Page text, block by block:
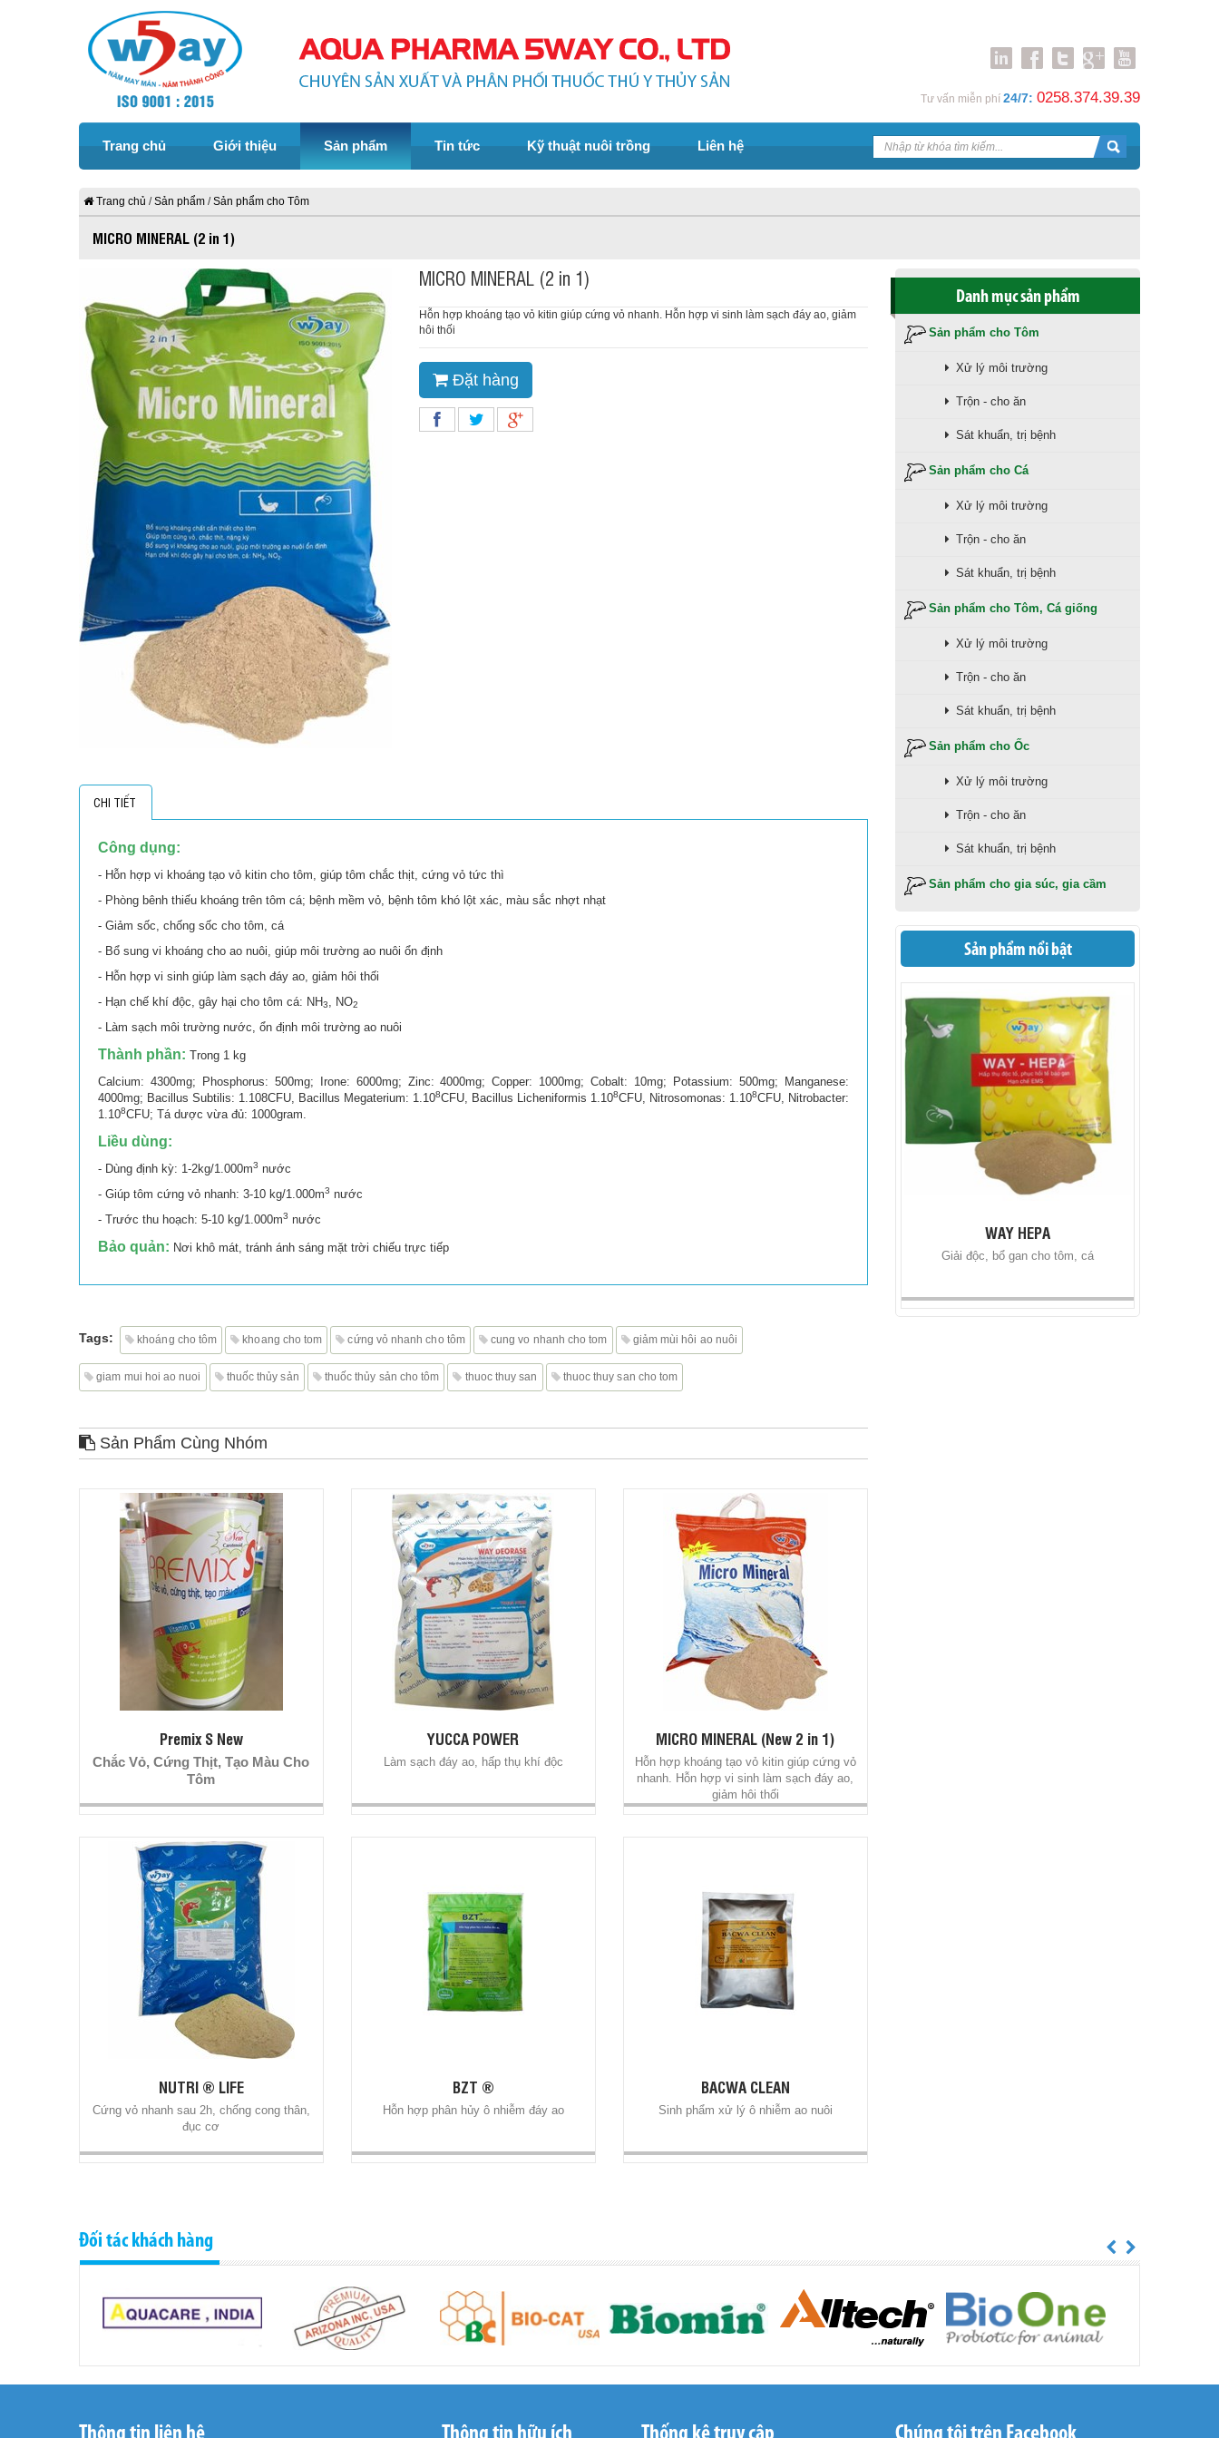
Tư vấn miễn phí 24/7: 0258.374.39.39
Trang chủ Giới thiệu Sản phẩm Tin tức Kỹ thuật nuôi trồng Liên hệ
Trang chủ Sản phẩm Sản phẩm cho Tôm
MICRO MINERAL (2 in 1)
MICRO MINERAL (2 in 1)
Hỗn hợp khoáng tạo vỏ kitin giúp cứng vỏ nhanh. Hỗn hợp vi sinh làm sạch đáy ao, giảm
hôi thối
Đặt hàng
CHI TIẾT
Công dụng:
- Hỗn hợp vi khoáng tạo vỏ kitin cho tôm, giúp tôm chắc thịt, cứng vỏ tức thì
- Phòng bênh thiếu khoáng trên tôm cá; bệnh mềm vỏ, bệnh tôm khó lột xác, màu sắc nhợt nhạt
- Giảm sốc, chống sốc cho tôm, cá
- Bổ sung vi khoáng cho ao nuôi, giúp môi trường ao nuôi ổn định
- Hỗn hợp vi sinh giúp làm sạch đáy ao, giảm hôi thối
- Hạn chế khí độc, gây hại cho tôm cá: NH3, NO2
- Làm sạch môi trường nước, ổn định môi trường ao nuôi
Thành phần: Trong 1 kg
Calcium: 4300mg; Phosphorus: 500mg; Irone: 6000mg; Zinc: 4000mg; Copper: 1000mg; Cobalt: 10mg; Potassium: 500mg; Manganese:
4000mg; Bacillus Subtilis: 1.108CFU, Bacillus Megaterium: 1.108CFU, Bacillus Licheniformis 1.108CFU, Nitrosomonas: 1.108CFU, Nitrobacter:
1.108CFU; Tá dược vừa đủ: 1000gram.
Liều dùng:
- Dùng định kỳ: 1-2kg/1.000m3 nước
- Giúp tôm cứng vỏ nhanh: 3-10 kg/1.000m3 nước
- Trước thu hoạch: 5-10 kg/1.000m3 nước
Bảo quản: Nơi khô mát, tránh ánh sáng mặt trời chiếu trực tiếp
Tags: khoáng cho tôm khoang cho tom cứng vỏ nhanh cho tôm cung vo nhanh cho tom giảm mùi hôi ao nuôi
giam mui hoi ao nuoi thuốc thủy sản thuốc thủy sản cho tôm thuoc thuy san thuoc thuy san cho tom
Sản Phẩm Cùng Nhóm
Premix S New
Chắc Vỏ, Cứng Thịt, Tạo Màu Cho
Tôm
YUCCA POWER
Làm sạch đáy ao, hấp thụ khí độc
MICRO MINERAL (New 2 in 1)
Hỗn hợp khoáng tạo vỏ kitin giúp cứng vỏ
nhanh. Hỗn hợp vi sinh làm sạch đáy ao,
giảm hôi thối
NUTRI ® LIFE
Cứng vỏ nhanh sau 2h, chống cong thân,
đục cơ
BZT ®
Hỗn hợp phân hủy ô nhiễm đáy ao
BACWA CLEAN
Sinh phẩm xử lý ô nhiễm ao nuôi
Danh mục sản phẩm
Sản phẩm cho Tôm
Xử lý môi trường
Trộn - cho ăn
Sát khuẩn, trị bệnh
Sản phẩm cho Cá
Xử lý môi trường
Trộn - cho ăn
Sát khuẩn, trị bệnh
Sản phẩm cho Tôm, Cá giống
Xử lý môi trường
Trộn - cho ăn
Sát khuẩn, trị bệnh
Sản phẩm cho Ốc
Xử lý môi trường
Trộn - cho ăn
Sát khuẩn, trị bệnh
Sản phẩm cho gia súc, gia cầm
Sản phẩm nổi bật
WAY HEPA
Giải độc, bổ gan cho tôm, cá
Chắc Vỏ, Cứng Thịt, Tạo Màu
Đối tác khách hàng
Thông tin liên hệ Thông tin hữu ích Thống kê truy cập Chúng tôi trên Facebook